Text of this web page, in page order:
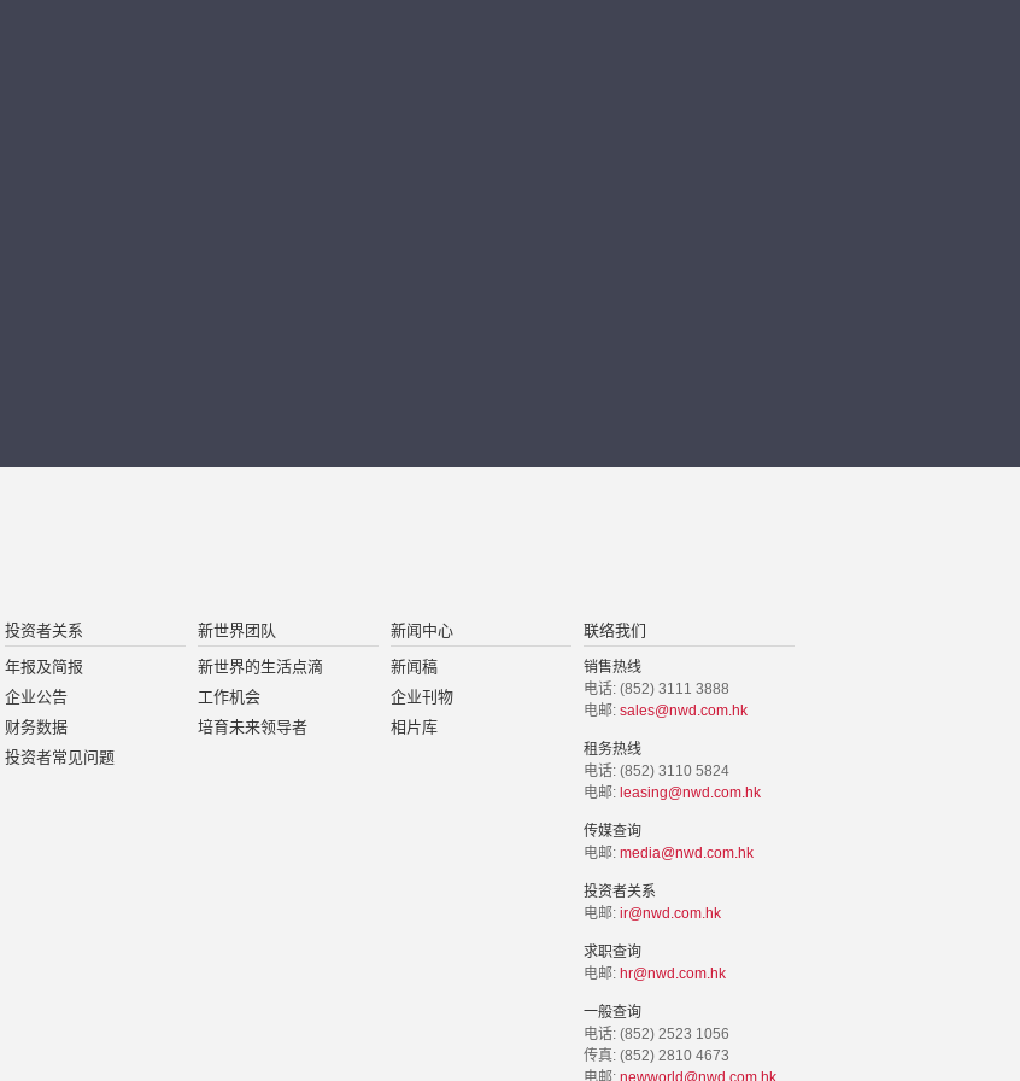
投资者关系
年报及简报
企业公告
财务数据
投资者常见问题
新世界团队
新世界的生活点滴
工作机会
培育未来领导者
新闻中心
新闻稿
企业刊物
相片库
联络我们
销售热线
电话: (852) 3111 3888
电邮: sales@nwd.com.hk
租务热线
电话: (852) 3110 5824
电邮: leasing@nwd.com.hk
传媒查询
电邮: media@nwd.com.hk
投资者关系
电邮: ir@nwd.com.hk
求职查询
电邮: hr@nwd.com.hk
一般查询
电话: (852) 2523 1056
传真: (852) 2810 4673
电邮: newworld@nwd.com.hk